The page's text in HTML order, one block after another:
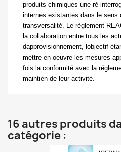
produits chimiques une ré-
internes existantes dans le sens
transversalité. Le règlement
la collaboration entre tous les
dapprovisionnement, lobjectif
mettre en oeuvre les mesures
fois la conformité avec la
maintien de leur activité.
16 autres produits
catégorie :